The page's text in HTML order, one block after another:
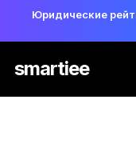
Юридические
smartiee